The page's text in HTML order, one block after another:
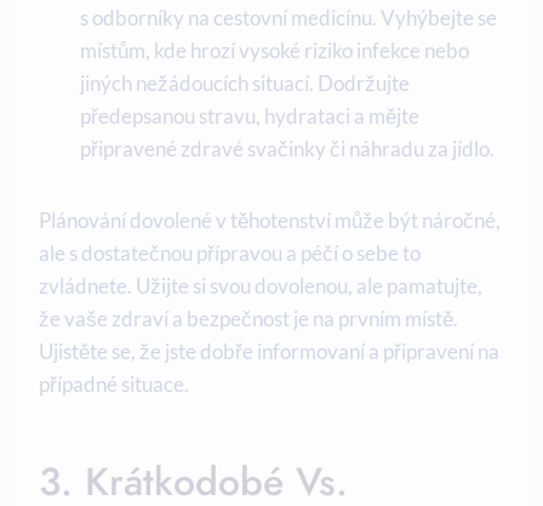
s odborníky na cestovní medicínu. Vyhýbejte se
místům, ⁢kde hrozí vysoké riziko infekce nebo
jiných nežádoucích situací. Dodržujte⁢
předepsanou stravu, hydrataci a mějte⁢
připravené zdravé svačinky či náhradu ⁢za jídlo.
Plánování dovolené v těhotenství může být náročné,
ale s dostatečnou přípravou ‌a péčí o sebe to
zvládnete. Užijte si svou dovolenou, ale pamatujte,
že vaše zdraví a ⁢bezpečnost je‍ na prvním místě.
⁣Ujistěte se, že jste dobře informovaní a připravení na
případné situace.
3. Krátkodobé Vs. ​